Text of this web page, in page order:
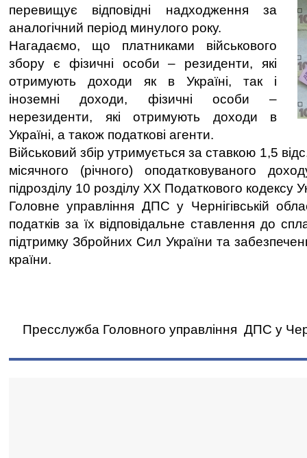
перевищує відповідні надходження за
аналогічний період минулого року.
Нагадаємо, що платниками військового
збору є фізичні особи – резиденти, які
отримують доходи як в Україні, так і
іноземні доходи, фізичні особи –
нерезиденти, які отримують доходи в
Україні, а також податкові агенти.
Військовий збір утримується за ставкою 1,5
місячного (річного) оподатковуваного
підрозділу 10 розділу ХХ Податкового кодексу
Головне управління ДПС у Чернігівській
податків за їх відповідальне ставлення до
підтримку Збройних Сил України та
країни.
Пресслужба Головного управління ДПС у